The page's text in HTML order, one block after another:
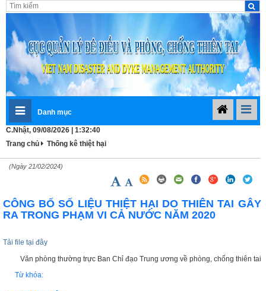
Danh mục
C.Nhật, 09/08/2026 | 1:32:40
Trang chủ
Thống kê thiệt hại
(Ngày 21/02/2024)
CÔNG BỐ SỐ LIỆU THIỆT HẠI DO THIÊN TAI GÂY
RA TRONG PHẠM VI CẢ NƯỚC NĂM 2020
Tải file tại đây
Văn phòng thường trực Ban Chỉ đạo Trung ương về phòng, chống thiên tai
Từ khóa: